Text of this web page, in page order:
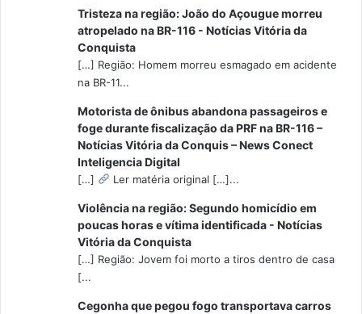
Tristeza na região: João do Açougue morreu
atropelado na BR-116 - Notícias Vitória da
Conquista
[…] Região: Homem morreu esmagado em acidente
na BR-11...
Motorista de ônibus abandona passageiros e
foge durante fiscalização da PRF na BR-116 –
Notícias Vitória da Conquis – News Conect
Inteligencia Digital
[…] Ler matéria original […]...
Violência na região: Segundo homicídio em
poucas horas e vítima identificada - Notícias
Vitória da Conquista
[…] Região: Jovem foi morto a tiros dentro de casa
[...
Cegonha que pegou fogo transportava carros